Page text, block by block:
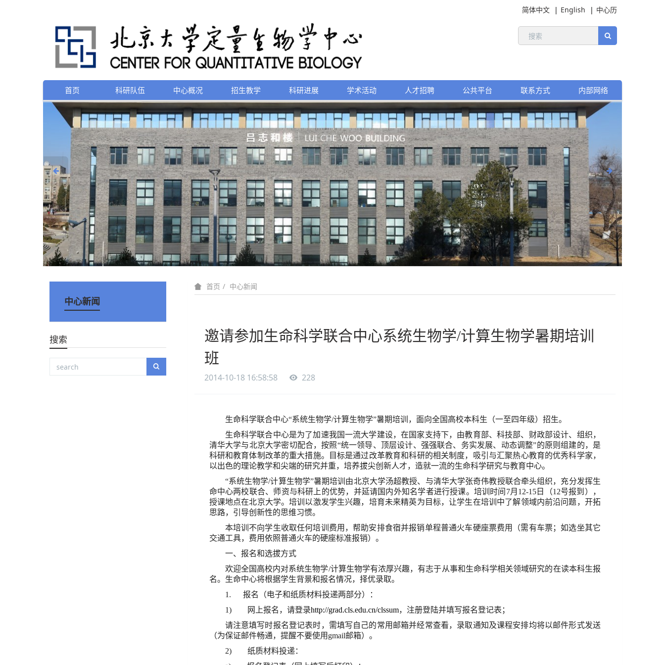
简体中文 English 中心历
首页 科研队伍 中心概况 招生教学 科研进展 学术活动 人才招聘 公共平台 联系方式 内部网络
首页 中心新闻
邀请参加生命科学联合中心系统生物学/计算生物学暑期培训
班
2014-10-18 16:58:58 228
生命科学联合中心“系统生物学/计算生物学”暑期培训，面向全国高校本科生（一至四年级）招生。
生命科学联合中心是为了加速我国一流大学建设，在国家支持下，由教育部、科技部、财政部设计、组织，
清华大学与北京大学密切配合，按照“统一领导、顶层设计、强强联合、务实发展、动态调整”的原则组建的，是
科研和教育体制改革的重大措施。目标是通过改革教育和科研的相关制度，吸引与汇聚热心教育的优秀科学家，
以出色的理论教学和尖端的研究并重，培养拔尖创新人才，造就一流的生命科学研究与教育中心。
“系统生物学/计算生物学”暑期培训由北京大学汤超教授、与清华大学张奇伟教授联合牵头组织，充分发挥生
命中心两校联合、师资与科研上的优势，并延请国内外知名学者进行授课。培训时间 7月 12-15 日（12号报到），
授课地点在北京大学。培训以激发学生兴趣，培育未来精英为目标，让学生在培训中了解领域内前沿问题，开拓
思路，引导创新性的思维习惯。
本培训不向学生收取任何培训费用，帮助安排食宿并报销单程普通火车硬座票费用（需有车票；如选坐其它
交通工具，费用依照普通火车的硬座标准报销）。
一、报名和选拔方式
欢迎全国高校内对系统生物学/计算生物学有浓厚兴趣，有志于从事和生命科学相关领域研究的在读本科生报
名。生命中心将根据学生背景和报名情况，择优录取。
1. 报名（电子和纸质材料投递两部分）：
1)
网上报名，请登录http://grad.cls.edu.cn/clssum，注册登陆并填写报名登记表；
请注意填写时报名登记表时，需填写自己的常用邮箱并经常查看，录取通知及课程安排均将以邮件形式发送
（为保证邮件畅通，提醒不要使用 gmail邮箱）。
2) 纸质材料投递：
中心新闻
搜索